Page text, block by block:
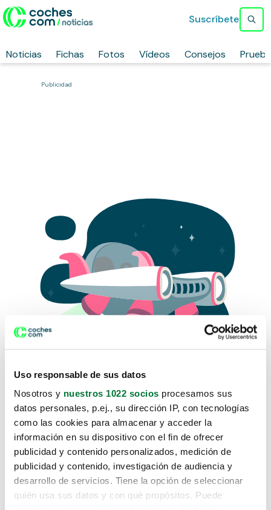
Uso responsable de sus datos
Nosotros y nuestros 1022 socios procesamos sus
datos personales, p.ej., su dirección IP, con tecnologías
como las cookies para almacenar y acceder la
información en su dispositivo con el fin de ofrecer
publicidad y contenido personalizados, medición de
publicidad y contenido, investigación de audiencia y
desarrollo de servicios. Tiene la opción de seleccionar
quién usa sus datos y con qué propósitos. Puede
Noticias Fichas Fotos Vídeos Consejos
Suscríbete
Publicidad
Lo sentimos, no sabemos como
te hemos traido hasta aquí.
Pero puedes encontrar el coche que estás
buscando en alguno de estos enlaces: